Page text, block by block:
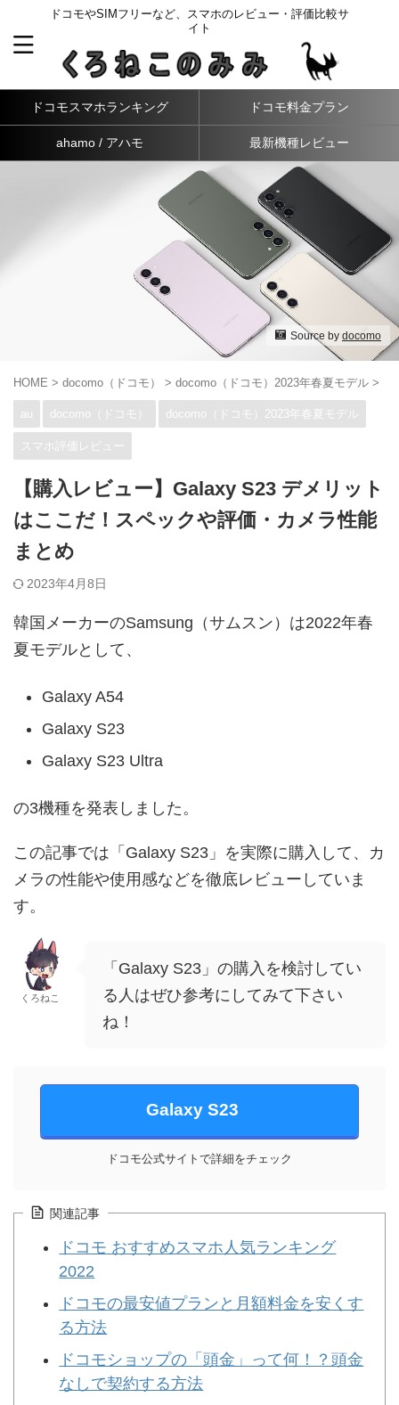
ドコモやSIMフリーなど、スマホのレビュー・評価比較サ
イト
ドコモスマホランキング ドコモ料金プラン
ahamo / アハモ 最新機種レビュー
Source by docomo
HOME > docomo（ドコモ） > docomo（ドコモ）2023年春夏モデル >
au docomo（ドコモ） docomo（ドコモ）2023年春夏モデル
スマホ評価レビュー
【購入レビュー】Galaxy S23 デメリット
はここだ！スペックや評価・カメラ性能
まとめ
2023年4月8日
韓国メーカーのSamsung（サムスン）は2022年春
夏モデルとして、
Galaxy A54
Galaxy S23
Galaxy S23 Ultra
の3機種を発表しました。
この記事では「Galaxy S23」を実際に購入して、カ
メラの性能や使用感などを徹底レビューしていま
す。
くろねこ
「Galaxy S23」の購入を検討してい
る人はぜひ参考にしてみて下さい
ね！
Galaxy S23
ドコモ公式サイトで詳細をチェック
関連記事
ドコモ おすすめスマホ人気ランキング
2022
ドコモの最安値プランと月額料金を安くす
る方法
ドコモショップの「頭金」って何！？頭金
なしで契約する方法